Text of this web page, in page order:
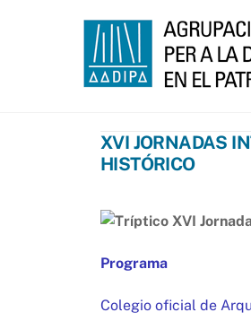
XVI JORNADAS
HISTÓRICO
Programa
Colegio oficial de